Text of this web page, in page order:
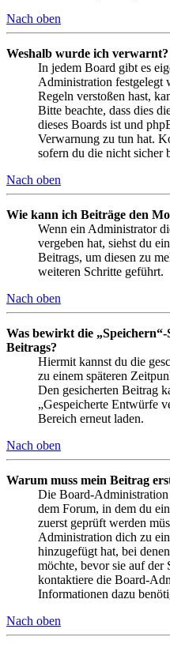
Nach oben
Weshalb wurde ich verwarnt?
In jedem Board gibt es
Administration festgelegt
Regeln verstoßen hast,
Bitte beachte, dass dies
dieses Boards ist und
Verwarnung zu tun hat.
sofern du die nicht sicher
Nach oben
Wie kann ich Beiträge den
Wenn ein Administrator
vergeben hat, siehst du
Beitrags, um diesen zu
weiteren Schritte geführt.
Nach oben
Was bewirkt die
Beitrags?
Hiermit kannst du die
zu einem späteren
Den gesicherten Beitrag
„Gespeicherte Entwürfe
Bereich erneut laden.
Nach oben
Warum muss mein Beitrag
Die Board-Administration
dem Forum, in dem du
zuerst geprüft werden
Administration dich zu
hinzugefügt hat, bei
möchte, bevor sie auf der
kontaktiere die Board-
Informationen dazu
Nach oben